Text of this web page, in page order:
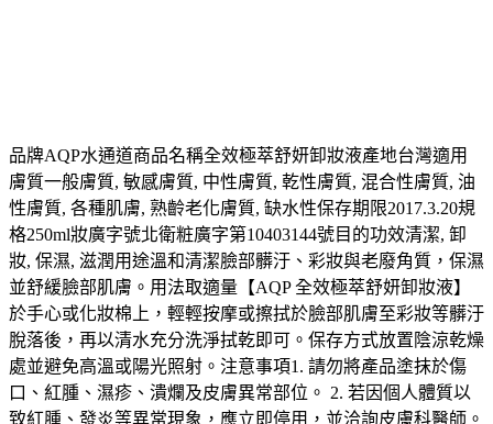
品牌AQP水通道商品名稱全效極萃舒妍卸妝液產地台灣適用
膚質一般膚質, 敏感膚質, 中性膚質, 乾性膚質, 混合性膚質, 油
性膚質, 各種肌膚, 熟齡老化膚質, 缺水性保存期限2017.3.20規
格250ml妝廣字號北衛粧廣字第10403144號目的功效清潔, 卸
妝, 保濕, 滋潤用途溫和清潔臉部髒汙、彩妝與老廢角質，保濕
並舒緩臉部肌膚。用法取適量【AQP 全效極萃舒妍卸妝液】
於手心或化妝棉上，輕輕按摩或擦拭於臉部肌膚至彩妝等髒汙
脫落後，再以清水充分洗淨拭乾即可。保存方式放置陰涼乾燥
處並避免高溫或陽光照射。注意事項1. 請勿將產品塗抹於傷
口、紅腫、濕疹、潰爛及皮膚異常部位。 2. 若因個人體質以
致紅腫、發炎等異常現象，應立即停用，並洽詢皮膚科醫師。